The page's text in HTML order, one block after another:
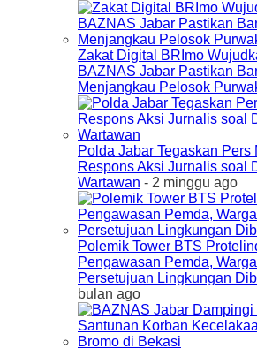
Zakat Digital BRImo
BAZNAS Jabar Pastikan
Menjangkau Pelosok
Polda Jabar Tegaskan Pers
Respons Aksi Jurnalis soal
Wartawan - 2 minggu ago
Polemik Tower BTS
Pengawasan Pemda,
Persetujuan Lingkungan
bulan ago